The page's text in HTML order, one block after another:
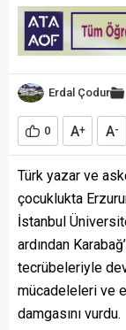
Erdal Çodur
0 A+ A-
Türk yazar ve
çocuklukta
İstanbul
ardından
tecrübeleriyle
mücadeleleri ve
damgasını vurdu.